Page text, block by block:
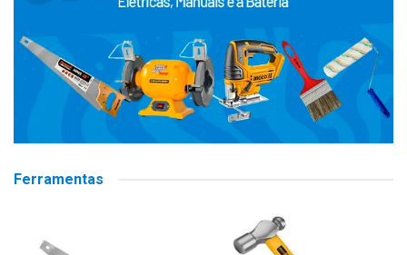
Ferramentas